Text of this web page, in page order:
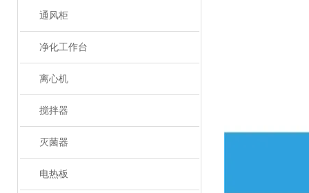
通风柜
净化工作台
离心机
搅拌器
灭菌器
电热板